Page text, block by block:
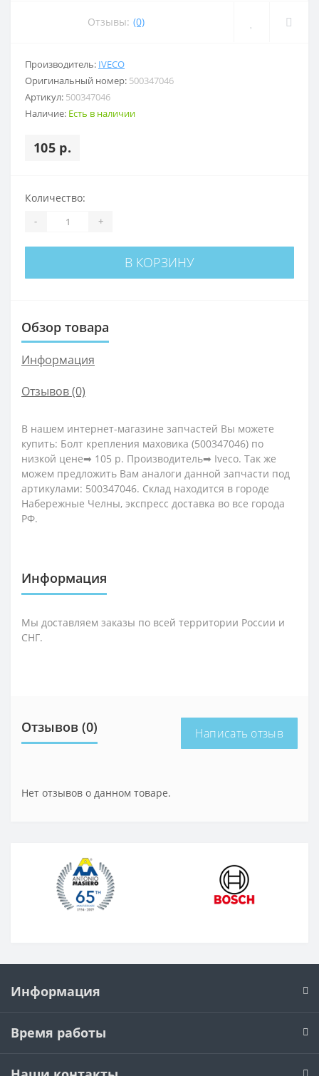
Отзывы: (0)
Производитель: IVECO
Оригинальный номер: 500347046
Артикул: 500347046
Наличие: Есть в наличии
105 р.
Количество:
- +
В КОРЗИНУ
Обзор товара
Информация
Отзывов (0)
В нашем интернет-магазине запчастей Вы можете
купить: Болт крепления маховика (500347046) по
низкой цене➡ 105 р. Производитель➡ Iveco. Так же
можем предложить Вам аналоги данной запчасти под
артикулами: 500347046. Склад находится в городе
Набережные Челны, экспресс доставка во все города
РФ.
Информация
Мы доставляем заказы по всей территории России и
СНГ.
Отзывов (0) Написать отзыв
Нет отзывов о данном товаре.
Информация
Время работы